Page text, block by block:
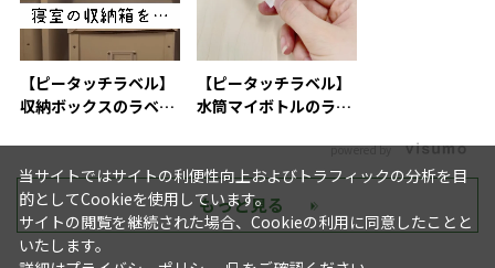
【ピータッチラベル】
収納ボックスのラベリ
【ピータッチラベル】
水筒マイボトルのラベ
powered by
もっと見る
当サイトではサイトの利便性向上およびトラフィックの分析を目
的としてCookieを使用しています。
サイトの閲覧を継続された場合、Cookieの利用に同意したことと
いたします。